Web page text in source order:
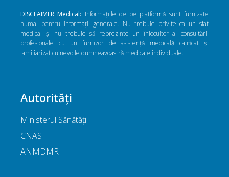
DISCLAIMER Medical: Informațiile de pe platformă sunt furnizate
numai pentru informații generale. Nu trebuie privite ca un sfat
medical și nu trebuie să reprezinte un înlocuitor al consultării
profesionale cu un furnizor de asistență medicală calificat și
familiarizat cu nevoile dumneavoastră medicale individuale.
Autorități
Ministerul Sănătății
CNAS
ANMDMR